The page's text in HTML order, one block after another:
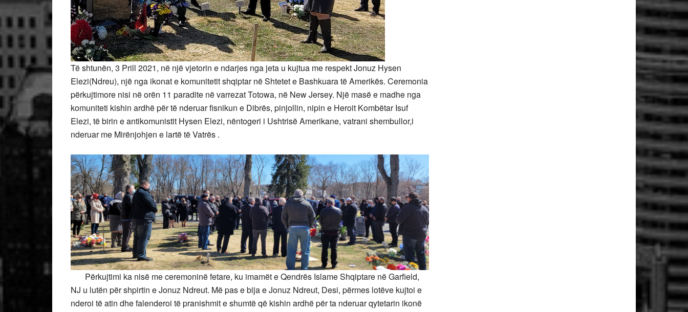
Të shtunën, 3 Prill 2021, në një vjetorin e ndarjes nga jeta u kujtua me respekt Jonuz Hysen
Elezi(Ndreu), një nga ikonat e komunitetit shqiptar në Shtetet e Bashkuara të Amerikës. Ceremonia
përkujtimore nisi në orën 11 paradite në varrezat Totowa, në New Jersey. Një masë e madhe nga
komuniteti kishin ardhë për të nderuar fisnikun e Dibrës, pinjollin, nipin e Heroit Kombëtar Isuf
Elezi, të birin e antikomunistit Hysen Elezi, nëntogeri i Ushtrisë Amerikane, vatrani shembullor,i
nderuar me Mirënjohjen e lartë të Vatrës .
Përkujtimi ka nisë me ceremoninë fetare, ku imamët e Qendrës Islame Shqiptare në Garfield,
NJ u lutën për shpirtin e Jonuz Ndreut. Më pas e bija e Jonuz Ndreut, Desi, përmes lotëve kujtoi e
nderoi të atin dhe falenderoi të pranishmit e shumtë që kishin ardhë për ta nderuar qytetarin ikonë